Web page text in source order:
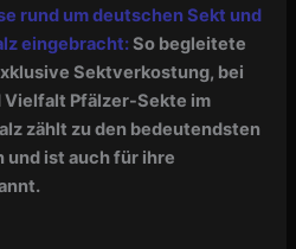
rund um deutschen Sekt und
eingebracht:So begleitete
Sektverkostung, bei
Vielfalt Pfälzer-Sekte im
zählt zu den bedeutendsten
und ist auch für ihre